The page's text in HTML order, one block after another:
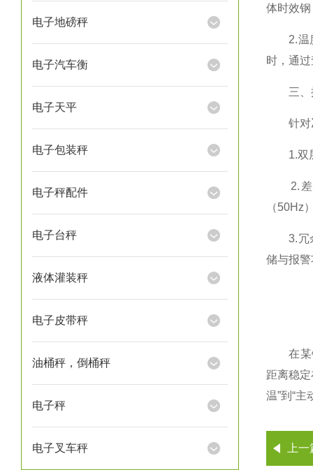
电子地磅秤
电子汽车衡
电子天平
电子包装秤
电子秤配件
电子台秤
液体灌装秤
电子皮带秤
油桶秤，倒桶秤
电子秤
电子叉车秤
体时效
2.温度
时，通
三、抗
针对冶
1.双层
2.差分
（50Hz
3.冗余
储与报
在某铝
距离稳
温”到“主
上